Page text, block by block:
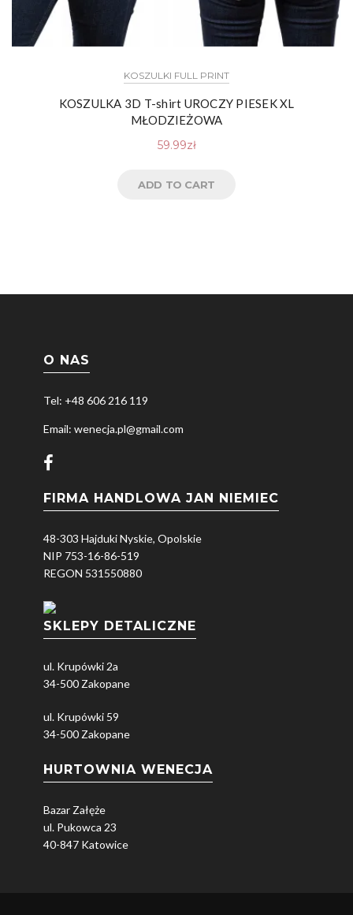
KOSZULKI FULL PRINT
KOSZULKA 3D T-shirt UROCZY PIESEK XL
MŁODZIEŻOWA
59.99zł
ADD TO CART
O NAS
Tel: +48 606 216 119
Email: wenecja.pl@gmail.com
FIRMA HANDLOWA JAN NIEMIEC
48-303 Hajduki Nyskie, Opolskie
NIP 753-16-86-519
REGON 531550880
SKLEPY DETALICZNE
ul. Krupówki 2a
34-500 Zakopane
ul. Krupówki 59
34-500 Zakopane
HURTOWNIA WENECJA
Bazar Załęże
ul. Pukowca 23
40-847 Katowice